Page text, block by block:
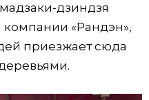
дзиндзя
«Рандэн»,
приезжает сюда